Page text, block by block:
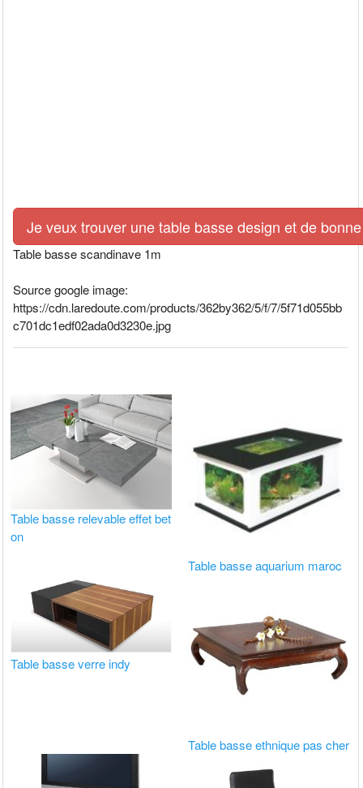
Je veux trouver une table basse design et de
Table basse scandinave 1m
Source google image:
https://cdn.laredoute.com/products/362by362/5/f/7/5f71d055bb
c701dc1edf02ada0d3230e.jpg
Table basse relevable effet bet
on
Table basse aquarium maroc
Table basse verre indy
Table basse ethnique pas cher